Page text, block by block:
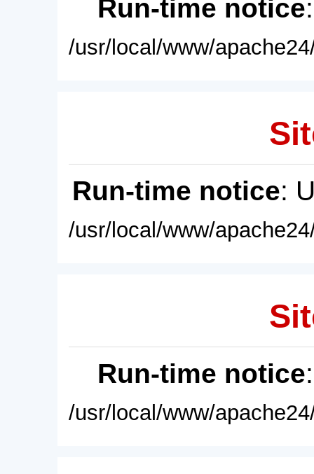
Run-time notice
/usr/local/www/
Run-time notice:
/usr/local/www/
Run-time notice
/usr/local/www/